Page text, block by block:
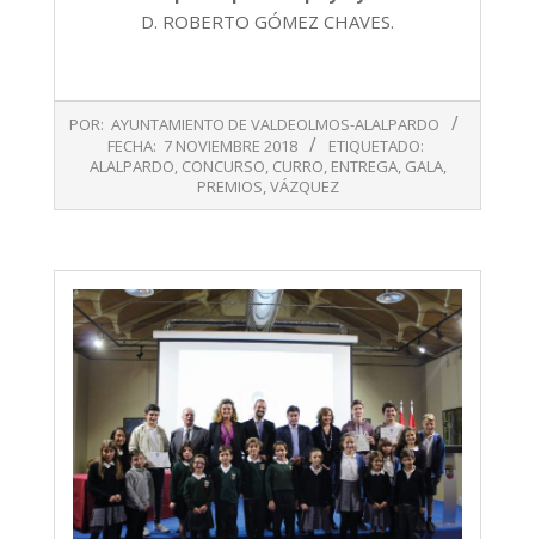
D. ROBERTO GÓMEZ CHAVES.
11-
POR: AYUNTAMIENTO DE VALDEOLMOS-ALALPARDO
FECHA: 7 NOVIEMBRE 2018
ETIQUETADO:
ALALPARDO, CONCURSO, CURRO, ENTREGA, GALA,
PREMIOS,VÁZQUEZ